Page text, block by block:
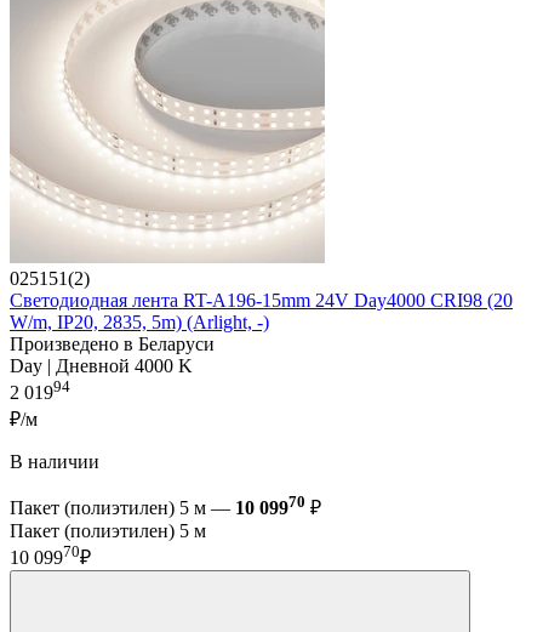
025151(2)
Светодиодная лента RT-A196-15mm 24V Day4000 CRI98 (20
W/m, IP20, 2835, 5m) (Arlight, -)
Произведено в Беларуси
Day | Дневной 4000 K
2 01994
₽/м
В наличии
Пакет (полиэтилен) 5 м — 10 09970 ₽
Пакет (полиэтилен) 5 м
10 09970₽